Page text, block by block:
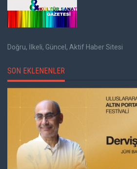
Doğru, İlkeli, Güncel, Aktif Haber Sitesi
SON EKLENENLER